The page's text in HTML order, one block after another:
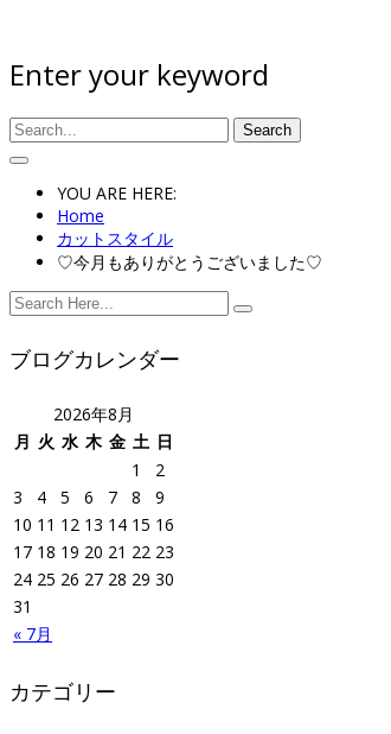
Enter your keyword
Search
YOU ARE HERE:
Home
カットスタイル
♡今月もありがとうございました♡
ブログカレンダー
2026年8月
月 火 水 木 金 土 日
« 7月
1
2
3
4 5 6 7 8
9
10 11 12 13 14 15 16
17 18 19 20 21 22 23
24 25 26 27 28 29 30
31
カテゴリー